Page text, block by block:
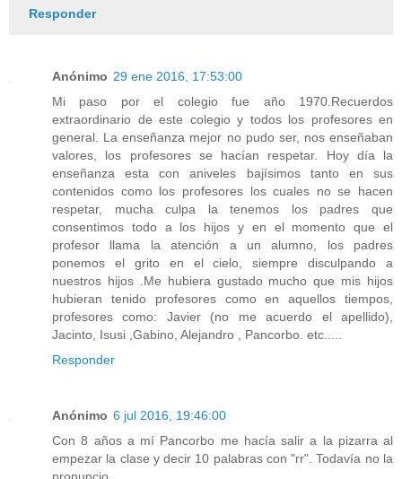
Responder
Anónimo 29 ene 2016, 17:53:00
Mi paso por el colegio fue año 1970.Recuerdos
extraordinario de este colegio y todos los profesores en
general. La enseñanza mejor no pudo ser, nos enseñaban
valores, los profesores se hacían respetar. Hoy día la
enseñanza esta con aniveles bajísimos tanto en sus
contenidos como los profesores los cuales no se hacen
respetar, mucha culpa la tenemos los padres que
consentimos todo a los hijos y en el momento que el
profesor llama la atención a un alumno, los padres
ponemos el grito en el cielo, siempre disculpando a
nuestros hijos .Me hubiera gustado mucho que mis hijos
hubieran tenido profesores como en aquellos tiempos,
profesores como: Javier (no me acuerdo el apellido),
Jacinto, Isusi ,Gabino, Alejandro , Pancorbo. etc.....
Responder
Anónimo 6 jul 2016, 19:46:00
Con 8 años a mí Pancorbo me hacía salir a la pizarra al
empezar la clase y decir 10 palabras con "rr". Todavía no la
pronuncio.